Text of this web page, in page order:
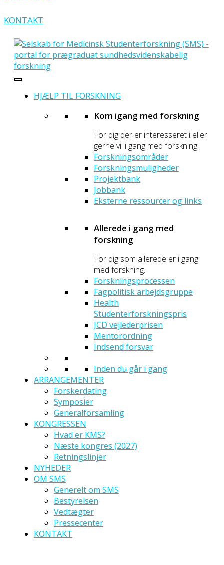
KONTAKT
HJÆLP TIL FORSKNING
Kom igang med forskning
For dig der er interesseret i eller
gerne vil i gang med forskning.
Forskningsområder
Forskningsmuligheder
Projektbank
Jobbank
Eksterne ressourcer og links
Allerede i gang med
forskning
For dig som allerede er i gang
med forskning.
Forskningsprocessen
Fagpolitisk arbejdsgruppe
Health
Studenterforskningspris
JCD vejlederprisen
Mentorordning
Indsend forsvar
Inden du går i gang
ARRANGEMENTER
Forskerdating
Symposier
Generalforsamling
KONGRESSEN
Hvad er KMS?
Næste kongres (2027)
Retningslinjer
NYHEDER
OM SMS
Generelt om SMS
Bestyrelsen
Vedtægter
Pressecenter
KONTAKT